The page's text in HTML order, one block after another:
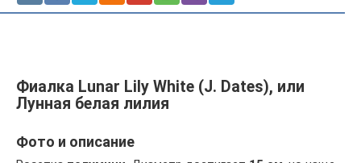
Фиалка Lunar Lily White (J. Dates), или
Лунная белая лилия
Фото и описание